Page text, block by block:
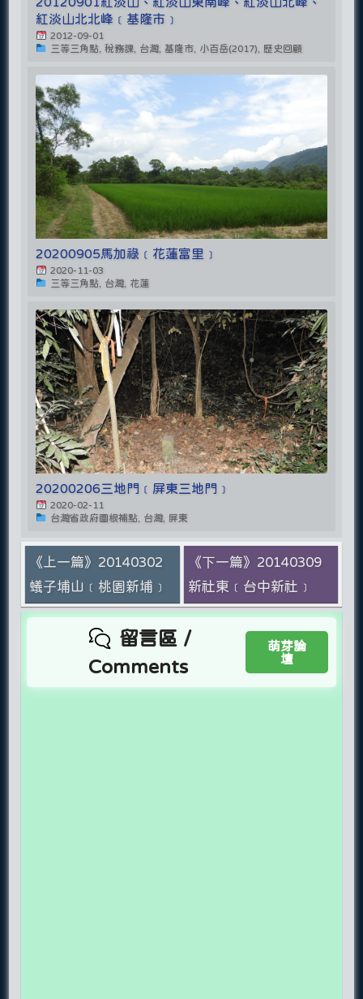
紅淡山北北峰﹝基隆市﹞
2012-09-01
三等三角點, 稅務課, 台灣, 基隆市, 小百岳(2017), 歷史回顧
20200905馬加祿﹝花蓮富里﹞
2020-11-03
三等三角點, 台灣, 花蓮
20200206三地門﹝屏東三地門﹞
2020-02-11
台灣省政府圖根補點, 台灣, 屏東
《上一篇》20140302
蟻子埔山﹝桃園新埔﹞
《下一篇》20140309
新社東﹝台中新社﹞
留言區 /
Comments
萌芽論
壇